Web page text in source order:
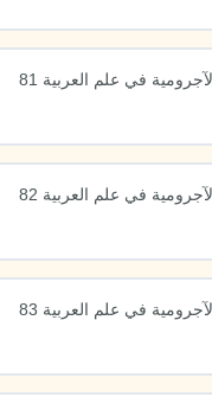
في علم العربية 81
في علم العربية 82
في علم العربية 83